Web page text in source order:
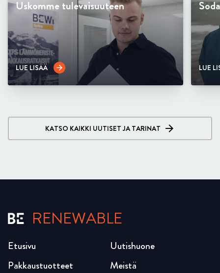
Uskomme tulevaisuuteen
LUE LISÄÄ arrow_forward LUE
KATSO KAIKKI UUTISET JA TARINAT
RENEWABLE
Etusivu
Pakkaustuotteet
Uutishuone
Meistä